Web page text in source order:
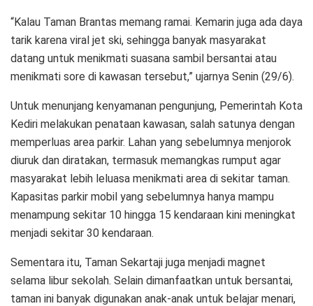
“Kalau Taman Brantas memang ramai. Kemarin juga ada daya
tarik karena viral jet ski, sehingga banyak masyarakat
datang untuk menikmati suasana sambil bersantai atau
menikmati sore di kawasan tersebut,” ujarnya Senin (29/6).
Untuk menunjang kenyamanan pengunjung, Pemerintah Kota
Kediri melakukan penataan kawasan, salah satunya dengan
memperluas area parkir. Lahan yang sebelumnya menjorok
diuruk dan diratakan, termasuk memangkas rumput agar
masyarakat lebih leluasa menikmati area di sekitar taman.
Kapasitas parkir mobil yang sebelumnya hanya mampu
menampung sekitar 10 hingga 15 kendaraan kini meningkat
menjadi sekitar 30 kendaraan.
Sementara itu, Taman Sekartaji juga menjadi magnet
selama libur sekolah. Selain dimanfaatkan untuk bersantai,
taman ini banyak digunakan anak-anak untuk belajar menari,